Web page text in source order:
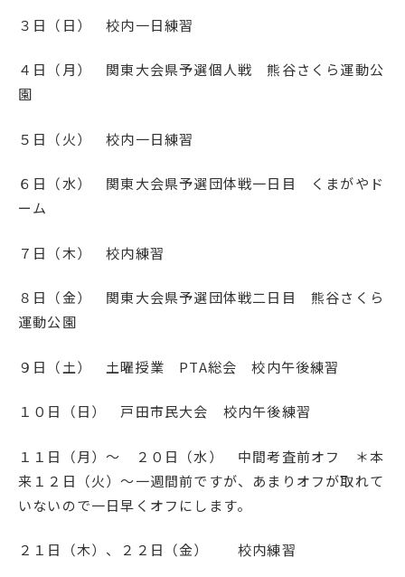
３日（日） 校内一日練習
４日（月） 関東大会県予選個人戦 熊谷さくら運動公
園
５日（火） 校内一日練習
６日（水） 関東大会県予選団体戦一日目 くまがやド
ーム
７日（木） 校内練習
８日（金） 関東大会県予選団体戦二日目 熊谷さくら
運動公園
９日（土） 土曜授業 PTA総会 校内午後練習
１０日（日） 戸田市民大会 校内午後練習
１１日（月）～ ２０日（水） 中間考査前オフ ＊本
来１２日（火）～一週間前ですが、あまりオフが取れて
いないので一日早くオフにします。
２１日（木）、２２日（金） 校内練習